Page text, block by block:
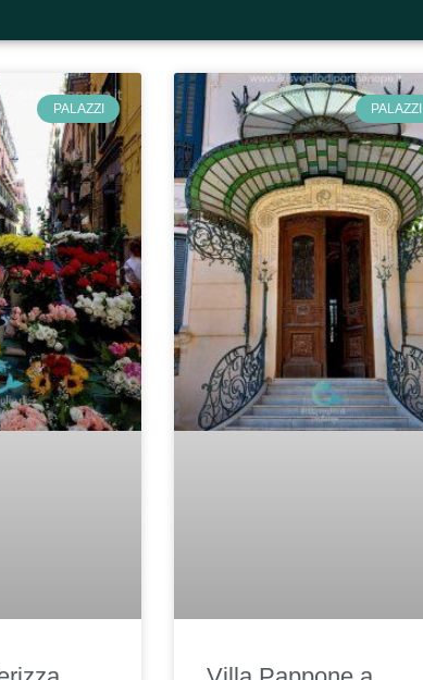
PALAZZI PALAZZI